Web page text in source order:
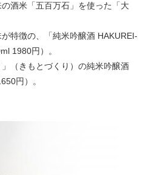
酒米「五百万石」を使った「大
特徴の、「純米吟醸酒 HAKUREI‐
1980円）。
（きもとづくり）の純米吟醸酒
円）。​